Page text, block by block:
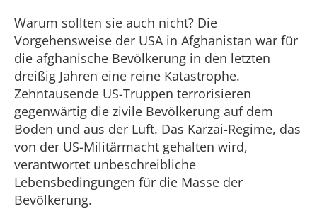
Warum sollten sie auch nicht? Die
Vorgehensweise der USA in Afghanistan war für
die afghanische Bevölkerung in den letzten
dreißig Jahren eine reine Katastrophe.
Zehntausende US-Truppen terrorisieren
gegenwärtig die zivile Bevölkerung auf dem
Boden und aus der Luft. Das Karzai-Regime, das
von der US-Militärmacht gehalten wird,
verantwortet unbeschreibliche
Lebensbedingungen für die Masse der
Bevölkerung.